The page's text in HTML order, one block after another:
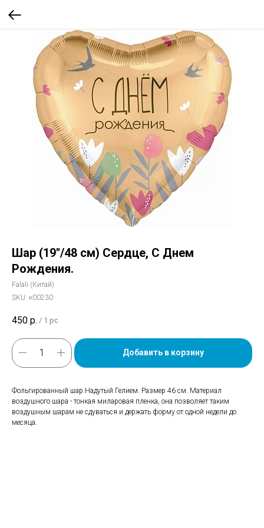
Шар (19''/48 см) Сердце, С Днем
Рождения.
Falali (Китай)
SKU: к00230
450 р. / 1 pc
Добавить в корзину
Фольгированный шар.Надутый Гелием. Размер 46 см. Материал
воздушного шара - тонкая миларовая пленка, она позволяет таким
воздушным шарам не сдуваться и держать форму от одной недели до
месяца.